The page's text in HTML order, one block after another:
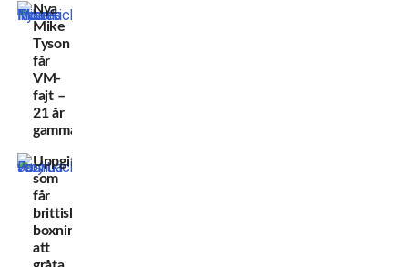
Nya
Mike
Tyson
får
VM-
fajt –
21 år
gammal!
Uppgifterna
som
får
brittiska
boxningsfansen
att